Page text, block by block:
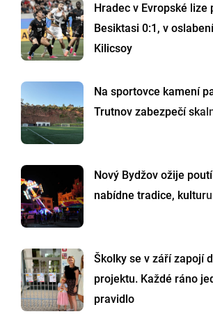
Hradec v Evropské lize
Besiktasi 0:1, v
Kilicsoy
Na sportovce kamení
Trutnov zabezpečí
Nový Bydžov ožije
nabídne tradice,
Školky se v září zapojí
projektu. Každé ráno
pravidlo